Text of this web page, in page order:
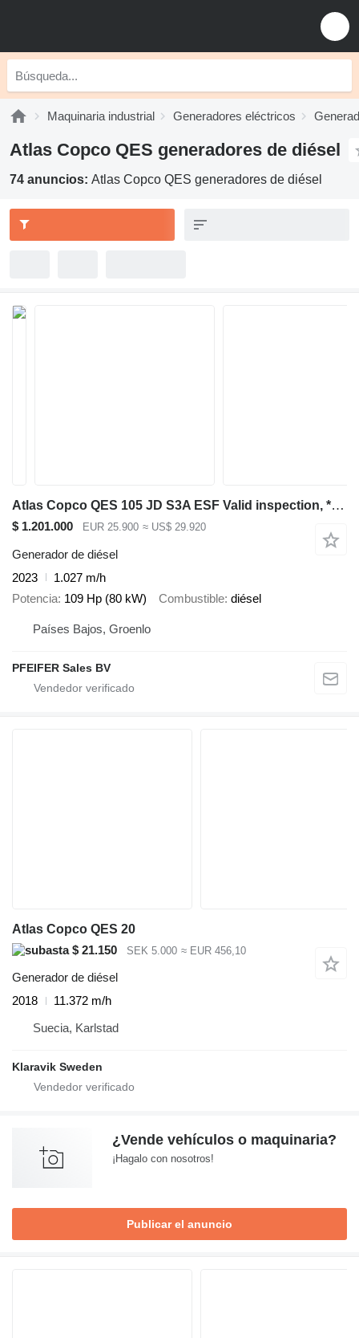
Maquinaria industrial Generadores eléctricos
Atlas Copco QES generadores de diésel
74 anuncios: Atlas Copco QES generadores de diésel
Atlas Copco QES 105 JD S3A ESF Valid inspection, *Guarantee! D
$ 1.201.000 EUR 25.900 ≈ US$ 29.920
Generador de diésel
2023
1.027 m/h
Potencia 109 Hp (80 kW) Combustible diésel
Países Bajos, Groenlo
PFEIFER Sales BV
Atlas Copco QES 20
$ 21.150
SEK 5.000 ≈ EUR 456,10
Generador de diésel
2018
11.372 m/h
Suecia, Karlstad
Klaravik Sweden
¿Vende vehículos o maquinaria?
¡Hagalo con nosotros!
Publicar el anuncio